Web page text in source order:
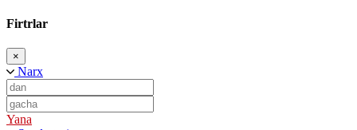
Firtrlar
×
Narx
Yana